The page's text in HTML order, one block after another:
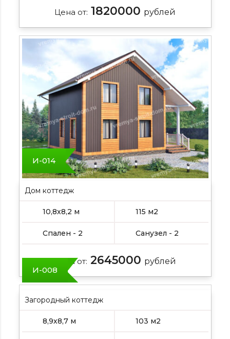
Цена от: 1820000 рублей
И-014
Дом коттедж
10,8х8,2 м 115 м2
Спален - 2 Санузел - 2
Цена от: 2645000 рублей
И-008
Загородный коттедж
8,9х8,7 м 103 м2